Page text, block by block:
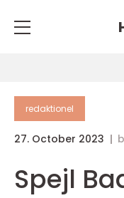
redaktionel
27. October 2023
Spejl